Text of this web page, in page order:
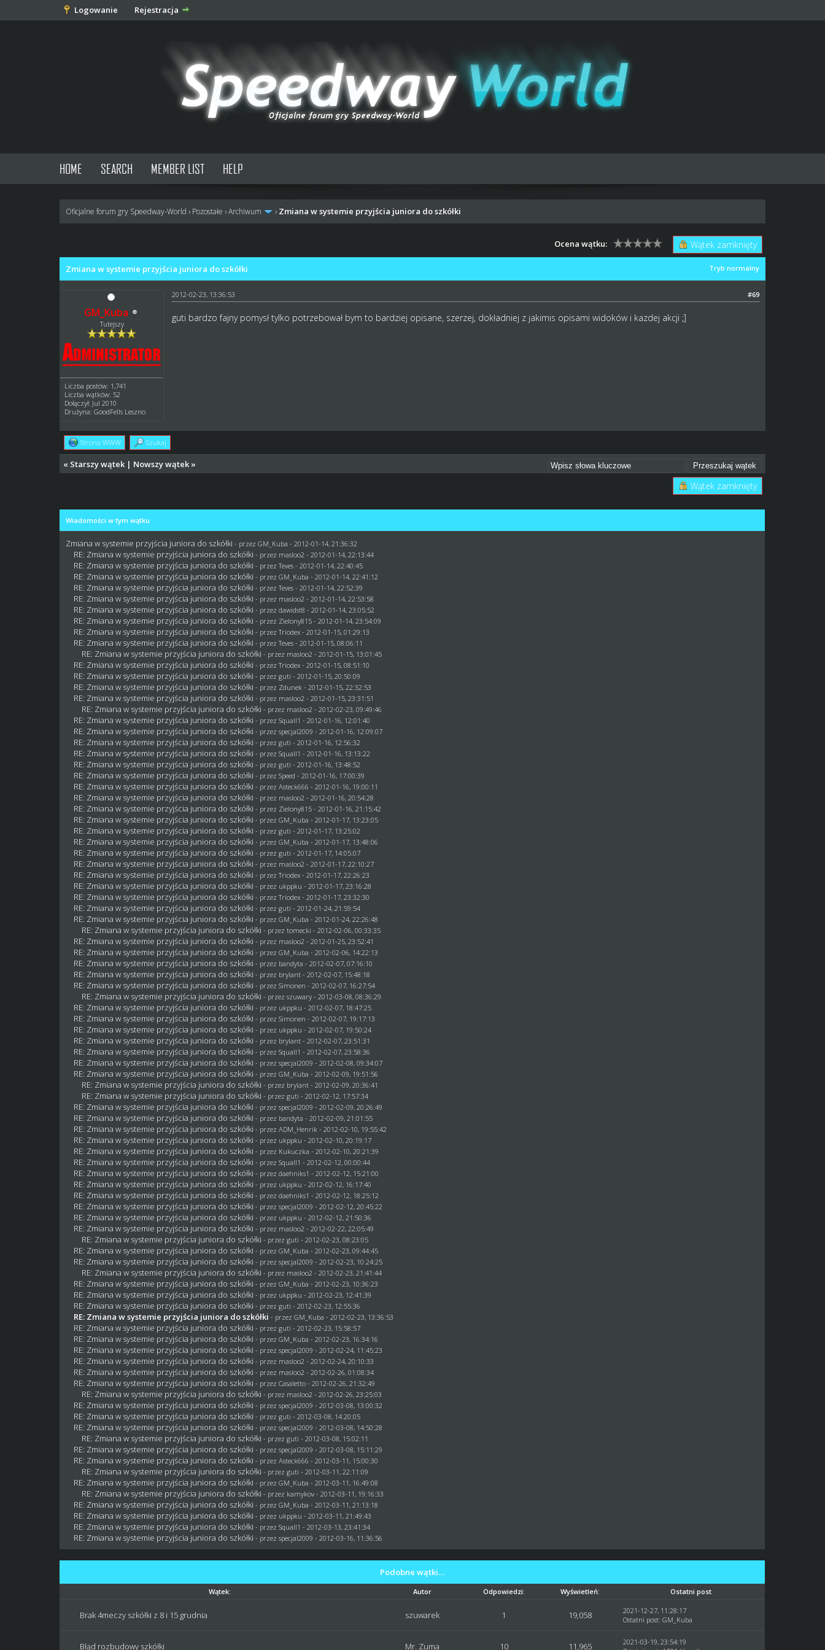
Logowanie Rejestracja
HOME SEARCH MEMBER LIST HELP
Oficjalne forum gry Speedway-World › Pozostałe ›Archiwum › Zmiana w systemie przyjścia juniora do szkółki
Wątek zamknięty
Ocena wątku:
Tryb normalny
Zmiana w systemie przyjścia juniora do szkółki
GM_Kuba
Tutejszy
Liczba postów: 1,741
Liczba wątków: 52
Dołączył: Jul 2010
Drużyna: GoodFells Leszno
#69
2012-02-23, 13:36:53
guti bardzo fajny pomysł tylko potrzebował bym to bardziej opisane, szerzej, dokładniej z jakimis opisami widoków i kazdej akcji ;]
Strona WWW Szukaj
« Starszy wątek | Nowszy wątek »
Wątek zamknięty
Wiadomości w tym wątku
Zmiana w systemie przyjścia juniora do szkółki- przezGM_Kuba - 2012-01-14, 21:36:32
RE: Zmiana w systemie przyjścia juniora do szkółki- przez masloo2 - 2012-01-14, 22:13:44
RE: Zmiana w systemie przyjścia juniora do szkółki- przezTeves - 2012-01-14, 22:40:45
RE: Zmiana w systemie przyjścia juniora do szkółki- przezGM_Kuba - 2012-01-14, 22:41:12
RE: Zmiana w systemie przyjścia juniora do szkółki- przezTeves - 2012-01-14, 22:52:39
RE: Zmiana w systemie przyjścia juniora do szkółki- przez masloo2 - 2012-01-14, 22:53:58
RE: Zmiana w systemie przyjścia juniora do szkółki- przezdawidst8 - 2012-01-14, 23:05:52
RE: Zmiana w systemie przyjścia juniora do szkółki- przez Zielony815 - 2012-01-14, 23:54:09
RE: Zmiana w systemie przyjścia juniora do szkółki- przezTriodex - 2012-01-15, 01:29:13
RE: Zmiana w systemie przyjścia juniora do szkółki- przezTeves - 2012-01-15, 08:06:11
RE: Zmiana w systemie przyjścia juniora do szkółki- przez masloo2 - 2012-01-15, 13:01:45
RE: Zmiana w systemie przyjścia juniora do szkółki- przezTriodex - 2012-01-15, 08:51:10
RE: Zmiana w systemie przyjścia juniora do szkółki- przezguti - 2012-01-15, 20:50:09
RE: Zmiana w systemie przyjścia juniora do szkółki- przez Zdunek - 2012-01-15, 22:32:53
RE: Zmiana w systemie przyjścia juniora do szkółki- przez masloo2 - 2012-01-15, 23:31:51
RE: Zmiana w systemie przyjścia juniora do szkółki- przez masloo2 - 2012-02-23, 09:49:46
RE: Zmiana w systemie przyjścia juniora do szkółki- przezSquall1 - 2012-01-16, 12:01:40
RE: Zmiana w systemie przyjścia juniora do szkółki- przezspecjal2009 - 2012-01-16, 12:09:07
RE: Zmiana w systemie przyjścia juniora do szkółki- przezguti - 2012-01-16, 12:56:32
RE: Zmiana w systemie przyjścia juniora do szkółki- przezSquall1 - 2012-01-16, 13:13:22
RE: Zmiana w systemie przyjścia juniora do szkółki- przezguti - 2012-01-16, 13:48:52
RE: Zmiana w systemie przyjścia juniora do szkółki- przezSpeed - 2012-01-16, 17:00:39
RE: Zmiana w systemie przyjścia juniora do szkółki- przez Asteck666 - 2012-01-16, 19:00:11
RE: Zmiana w systemie przyjścia juniora do szkółki- przez masloo2 - 2012-01-16, 20:54:28
RE: Zmiana w systemie przyjścia juniora do szkółki- przez Zielony815 - 2012-01-16, 21:15:42
RE: Zmiana w systemie przyjścia juniora do szkółki- przezGM_Kuba - 2012-01-17, 13:23:05
RE: Zmiana w systemie przyjścia juniora do szkółki- przezguti - 2012-01-17, 13:25:02
RE: Zmiana w systemie przyjścia juniora do szkółki- przezGM_Kuba - 2012-01-17, 13:48:06
RE: Zmiana w systemie przyjścia juniora do szkółki- przezguti - 2012-01-17, 14:05:07
RE: Zmiana w systemie przyjścia juniora do szkółki- przez masloo2 - 2012-01-17, 22:10:27
RE: Zmiana w systemie przyjścia juniora do szkółki- przezTriodex - 2012-01-17, 22:26:23
RE: Zmiana w systemie przyjścia juniora do szkółki- przez ukppku - 2012-01-17, 23:16:28
RE: Zmiana w systemie przyjścia juniora do szkółki- przezTriodex - 2012-01-17, 23:32:30
RE: Zmiana w systemie przyjścia juniora do szkółki- przezguti - 2012-01-24, 21:59:54
RE: Zmiana w systemie przyjścia juniora do szkółki- przezGM_Kuba - 2012-01-24, 22:26:48
RE: Zmiana w systemie przyjścia juniora do szkółki- przeztomecki - 2012-02-06, 00:33:35
RE: Zmiana w systemie przyjścia juniora do szkółki- przez masloo2 - 2012-01-25, 23:52:41
RE: Zmiana w systemie przyjścia juniora do szkółki- przezGM_Kuba - 2012-02-06, 14:22:13
RE: Zmiana w systemie przyjścia juniora do szkółki- przez bandyta - 2012-02-07, 07:16:10
RE: Zmiana w systemie przyjścia juniora do szkółki- przez brylant - 2012-02-07, 15:48:18
RE: Zmiana w systemie przyjścia juniora do szkółki- przezSimonen - 2012-02-07, 16:27:54
RE: Zmiana w systemie przyjścia juniora do szkółki- przez szuwary - 2012-03-08, 08:36:29
RE: Zmiana w systemie przyjścia juniora do szkółki- przez ukppku - 2012-02-07, 18:47:25
RE: Zmiana w systemie przyjścia juniora do szkółki- przezSimonen - 2012-02-07, 19:17:13
RE: Zmiana w systemie przyjścia juniora do szkółki- przez ukppku - 2012-02-07, 19:50:24
RE: Zmiana w systemie przyjścia juniora do szkółki- przez brylant - 2012-02-07, 23:51:31
RE: Zmiana w systemie przyjścia juniora do szkółki- przezSquall1 - 2012-02-07, 23:58:36
RE: Zmiana w systemie przyjścia juniora do szkółki- przezspecjal2009 - 2012-02-08, 09:34:07
RE: Zmiana w systemie przyjścia juniora do szkółki- przezGM_Kuba - 2012-02-09, 19:51:56
RE: Zmiana w systemie przyjścia juniora do szkółki- przez brylant - 2012-02-09, 20:36:41
RE: Zmiana w systemie przyjścia juniora do szkółki- przezguti - 2012-02-12, 17:57:34
RE: Zmiana w systemie przyjścia juniora do szkółki- przezspecjal2009 - 2012-02-09, 20:26:49
RE: Zmiana w systemie przyjścia juniora do szkółki- przez bandyta - 2012-02-09, 21:01:55
RE: Zmiana w systemie przyjścia juniora do szkółki- przezADM_Henrik - 2012-02-10, 19:55:42
RE: Zmiana w systemie przyjścia juniora do szkółki- przez ukppku - 2012-02-10, 20:19:17
RE: Zmiana w systemie przyjścia juniora do szkółki- przez Kukuczka - 2012-02-10, 20:21:39
RE: Zmiana w systemie przyjścia juniora do szkółki- przezSquall1 - 2012-02-12, 00:00:44
RE: Zmiana w systemie przyjścia juniora do szkółki- przezdaehniks1 - 2012-02-12, 15:21:00
RE: Zmiana w systemie przyjścia juniora do szkółki- przez ukppku - 2012-02-12, 16:17:40
RE: Zmiana w systemie przyjścia juniora do szkółki- przezdaehniks1 - 2012-02-12, 18:25:12
RE: Zmiana w systemie przyjścia juniora do szkółki- przezspecjal2009 - 2012-02-12, 20:45:22
RE: Zmiana w systemie przyjścia juniora do szkółki- przez ukppku - 2012-02-12, 21:50:36
RE: Zmiana w systemie przyjścia juniora do szkółki- przez masloo2 - 2012-02-22, 22:05:49
RE: Zmiana w systemie przyjścia juniora do szkółki- przezguti - 2012-02-23, 08:23:05
RE: Zmiana w systemie przyjścia juniora do szkółki- przezGM_Kuba - 2012-02-23, 09:44:45
RE: Zmiana w systemie przyjścia juniora do szkółki- przezspecjal2009 - 2012-02-23, 10:24:25
RE: Zmiana w systemie przyjścia juniora do szkółki- przez masloo2 - 2012-02-23, 21:41:44
RE: Zmiana w systemie przyjścia juniora do szkółki- przezGM_Kuba - 2012-02-23, 10:36:23
RE: Zmiana w systemie przyjścia juniora do szkółki- przez ukppku - 2012-02-23, 12:41:39
RE: Zmiana w systemie przyjścia juniora do szkółki- przezguti - 2012-02-23, 12:55:36
RE: Zmiana w systemie przyjścia juniora do szkółki- przezGM_Kuba - 2012-02-23, 13:36:53
RE: Zmiana w systemie przyjścia juniora do szkółki- przezguti - 2012-02-23, 15:58:57
RE: Zmiana w systemie przyjścia juniora do szkółki- przezGM_Kuba - 2012-02-23, 16:34:16
RE: Zmiana w systemie przyjścia juniora do szkółki- przezspecjal2009 - 2012-02-24, 11:45:23
RE: Zmiana w systemie przyjścia juniora do szkółki- przez masloo2 - 2012-02-24, 20:10:33
RE: Zmiana w systemie przyjścia juniora do szkółki- przez masloo2 - 2012-02-26, 01:08:34
RE: Zmiana w systemie przyjścia juniora do szkółki- przezCasaletto - 2012-02-26, 21:32:49
RE: Zmiana w systemie przyjścia juniora do szkółki- przez masloo2 - 2012-02-26, 23:25:03
RE: Zmiana w systemie przyjścia juniora do szkółki- przezspecjal2009 - 2012-03-08, 13:00:32
RE: Zmiana w systemie przyjścia juniora do szkółki- przezguti - 2012-03-08, 14:20:05
RE: Zmiana w systemie przyjścia juniora do szkółki- przezspecjal2009 - 2012-03-08, 14:50:28
RE: Zmiana w systemie przyjścia juniora do szkółki- przezguti - 2012-03-08, 15:02:11
RE: Zmiana w systemie przyjścia juniora do szkółki- przezspecjal2009 - 2012-03-08, 15:11:29
RE: Zmiana w systemie przyjścia juniora do szkółki- przez Asteck666 - 2012-03-11, 15:00:30
RE: Zmiana w systemie przyjścia juniora do szkółki- przezguti - 2012-03-11, 22:11:09
RE: Zmiana w systemie przyjścia juniora do szkółki- przezGM_Kuba - 2012-03-11, 16:49:08
RE: Zmiana w systemie przyjścia juniora do szkółki- przez kamykov - 2012-03-11, 19:16:33
RE: Zmiana w systemie przyjścia juniora do szkółki- przezGM_Kuba - 2012-03-11, 21:13:18
RE: Zmiana w systemie przyjścia juniora do szkółki- przez ukppku - 2012-03-11, 21:49:43
RE: Zmiana w systemie przyjścia juniora do szkółki- przezSquall1 - 2012-03-13, 23:41:34
RE: Zmiana w systemie przyjścia juniora do szkółki- przezspecjal2009 - 2012-03-16, 11:36:56
Podobne wątki…
Wątek: Autor Odpowiedzi: Wyświetleń: Ostatni post
Brak 4meczy szkółki z 8 i 15 grudnia szuwarek 1 19,058
2021-12-27, 11:28:17
Ostatni post:GM_Kuba
Błąd rozbudowy szkółki Mr. Zuma 10 11,965
2021-03-19, 23:54:19